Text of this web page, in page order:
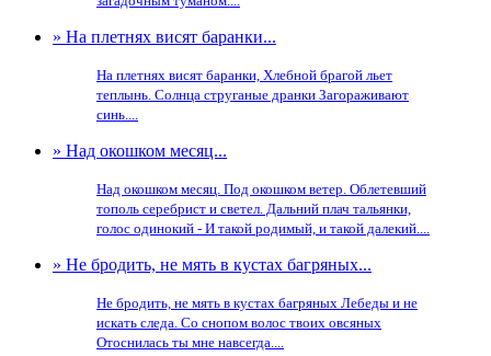
» На плетнях висят баранки...
На плетнях висят баранки, Хлебной брагой льет
теплынь. Солнца струганые дранки Загораживают
синь....
» Над окошком месяц...
Над окошком месяц. Под окошком ветер. Облетевший
тополь серебрист и светел. Дальний плач тальянки,
голос одинокий - И такой родимый, и такой далекий....
» Не бродить, не мять в кустах багряных...
Не бродить, не мять в кустах багряных Лебеды и не
искать следа. Со снопом волос твоих овсяных
Отоснилась ты мне навсегда....